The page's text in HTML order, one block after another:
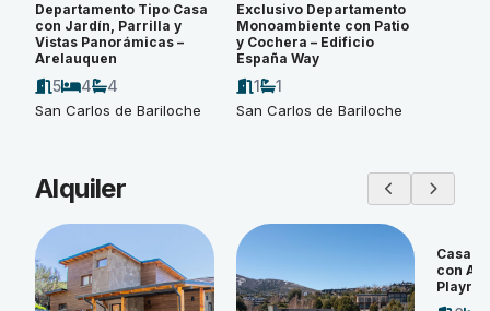
Departamento Tipo Casa
con Jardín, Parrilla y
Vistas Panorámicas –
Arelauquen
5 4 4
San Carlos de Bariloche
Exclusivo Departamento
Monoambiente con Patio
y Cochera – Edificio
España Way
1 1
San Carlos de Bariloche
Alquiler
Casa
con